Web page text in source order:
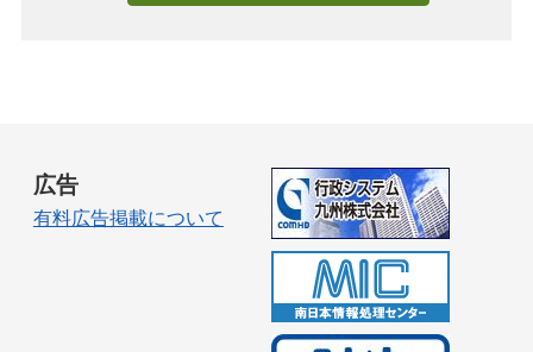
広告
有料広告掲載について